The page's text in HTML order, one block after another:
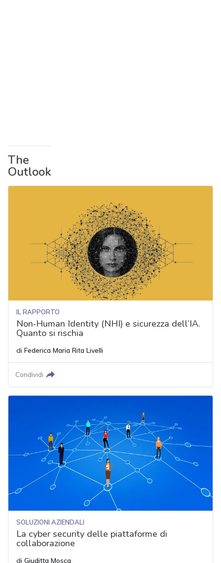
The
Outlook
IL RAPPORTO
Non‑Human Identity (NHI) e sicurezza dell’IA.
Quanto si rischia
di Federica Maria Rita Livelli
Condividi
SOLUZIONI AZIENDALI
La cyber security delle piattaforme di
collaborazione
di Giuditta Mosca